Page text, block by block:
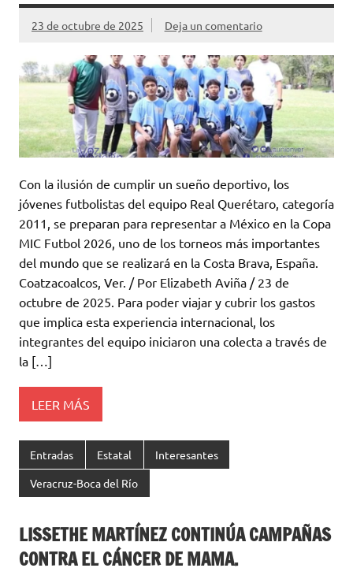
23 de octubre de 2025 Deja un comentario
Con la ilusión de cumplir un sueño deportivo, los
jóvenes futbolistas del equipo Real Querétaro, categoría
2011, se preparan para representar a México en la Copa
MIC Futbol 2026, uno de los torneos más importantes
del mundo que se realizará en la Costa Brava, España.
Coatzacoalcos, Ver. / Por Elizabeth Aviña / 23 de
octubre de 2025. Para poder viajar y cubrir los gastos
que implica esta experiencia internacional, los
integrantes del equipo iniciaron una colecta a través de
la […]
LEER MÁS
Entradas Estatal Interesantes
Veracruz-Boca del Río
LISSETHE MARTÍNEZ CONTINÚA CAMPAÑAS
CONTRA EL CÁNCER DE MAMA.